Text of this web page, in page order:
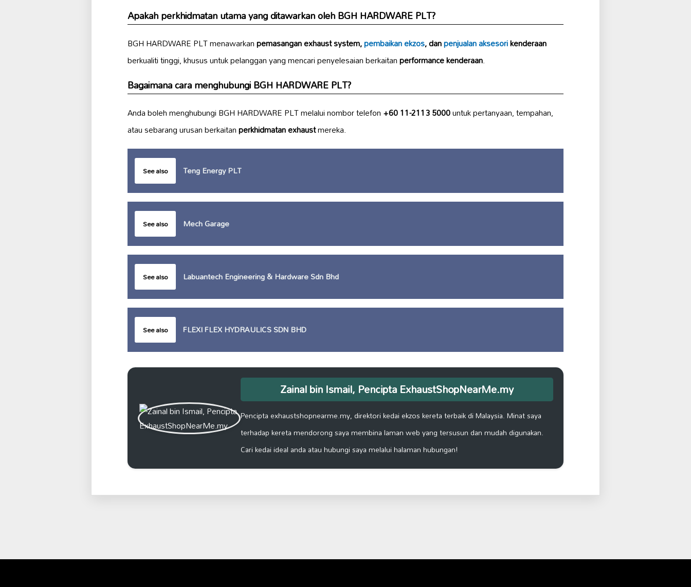
Apakah perkhidmatan utama yang ditawarkan oleh BGH HARDWARE PLT?
BGH HARDWARE PLT menawarkanpemasangan exhaust system,pembaikan ekzos, danpenjualan aksesorikenderaan
berkualiti tinggi, khusus untuk pelanggan yang mencari penyelesaian berkaitanperformance kenderaan.
Bagaimana cara menghubungi BGH HARDWARE PLT?
Anda boleh menghubungi BGH HARDWARE PLT melalui nombor telefon+60 11-2113 5000untuk pertanyaan, tempahan,
atau sebarang urusan berkaitanperkhidmatan exhaustmereka.
See also Teng Energy PLT
See also Mech Garage
See also Labuantech Engineering & Hardware Sdn Bhd
See also FLEXI FLEX HYDRAULICS SDN BHD
Zainal bin Ismail, Pencipta ExhaustShopNearMe.my
Pencipta exhaustshopnearme.my, direktori kedai ekzos kereta terbaik di Malaysia. Minat saya
terhadap kereta mendorong saya membina laman web yang tersusun dan mudah digunakan.
Cari kedai ideal anda atau hubungi saya melalui halaman hubungan!